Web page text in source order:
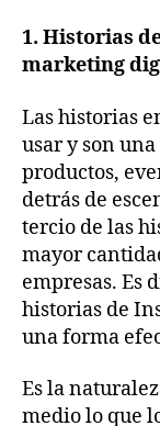
1. Historias
marketing
Las historias
usar y son
productos,
detrás de
tercio de las
mayor
empresas. Es
historias de
una forma
Es la
medio lo que